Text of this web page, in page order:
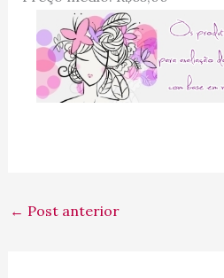
← Post anterior